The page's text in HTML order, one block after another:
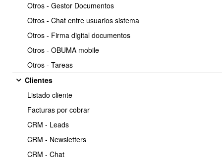
Otros - Gestor Documentos
Otros - Chat entre usuarios sistema
Otros - Firma digital documentos
Otros - OBUMA mobile
Otros - Tareas
Clientes
Listado cliente
Facturas por cobrar
CRM - Leads
CRM - Newsletters
CRM - Chat
Introduccion
1.- Sobre el modulo de activos fijos
2.- Resumen principales funciones del modulo activos fijos